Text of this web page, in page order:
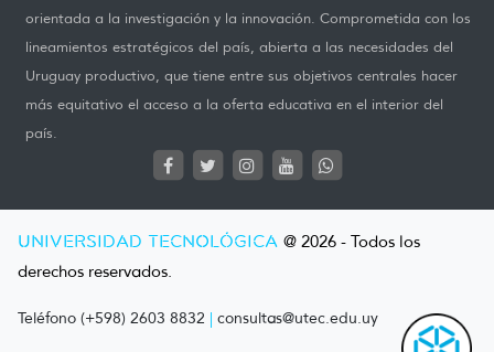
orientada a la investigación y la innovación. Comprometida con los
lineamientos estratégicos del país, abierta a las necesidades del
Uruguay productivo, que tiene entre sus objetivos centrales hacer
más equitativo el acceso a la oferta educativa en el interior del
país.
UNIVERSIDAD TECNOLÓGICA @ 2026 - Todos los
derechos reservados.
Teléfono (+598) 2603 8832 | consultas@utec.edu.uy